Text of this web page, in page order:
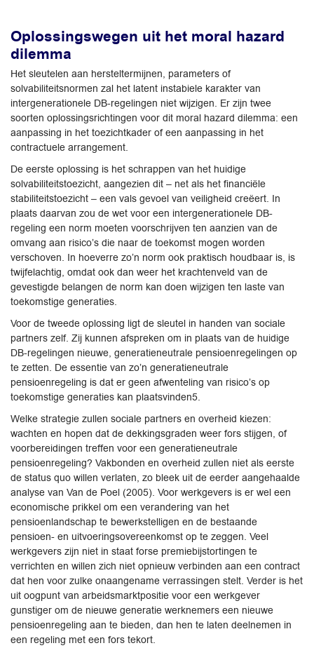
Oplossingswegen uit het moral hazard
dilemma
Het sleutelen aan hersteltermijnen, parameters of
solvabiliteitsnormen zal het latent instabiele karakter van
intergenerationele DB-regelingen niet wijzigen. Er zijn twee
soorten oplossingsrichtingen voor dit moral hazard dilemma: een
aanpassing in het toezichtkader of een aanpassing in het
contractuele arrangement.
De eerste oplossing is het schrappen van het huidige
solvabiliteitstoezicht, aangezien dit – net als het financiële
stabiliteitstoezicht – een vals gevoel van veiligheid creëert. In
plaats daarvan zou de wet voor een intergenerationele DB-
regeling een norm moeten voorschrijven ten aanzien van de
omvang aan risico’s die naar de toekomst mogen worden
verschoven. In hoeverre zo’n norm ook praktisch houdbaar is, is
twijfelachtig, omdat ook dan weer het krachtenveld van de
gevestigde belangen de norm kan doen wijzigen ten laste van
toekomstige generaties.
Voor de tweede oplossing ligt de sleutel in handen van sociale
partners zelf. Zij kunnen afspreken om in plaats van de huidige
DB-regelingen nieuwe, generatieneutrale pensioenregelingen op
te zetten. De essentie van zo’n generatieneutrale
pensioenregeling is dat er geen afwenteling van risico’s op
toekomstige generaties kan plaatsvinden5.
Welke strategie zullen sociale partners en overheid kiezen:
wachten en hopen dat de dekkingsgraden weer fors stijgen, of
voorbereidingen treffen voor een generatieneutrale
pensioenregeling? Vakbonden en overheid zullen niet als eerste
de status quo willen verlaten, zo bleek uit de eerder aangehaalde
analyse van Van de Poel (2005). Voor werkgevers is er wel een
economische prikkel om een verandering van het
pensioenlandschap te bewerkstelligen en de bestaande
pensioen- en uitvoeringsovereenkomst op te zeggen. Veel
werkgevers zijn niet in staat forse premiebijstortingen te
verrichten en willen zich niet opnieuw verbinden aan een contract
dat hen voor zulke onaangename verrassingen stelt. Verder is het
uit oogpunt van arbeidsmarktpositie voor een werkgever
gunstiger om de nieuwe generatie werknemers een nieuwe
pensioenregeling aan te bieden, dan hen te laten deelnemen in
een regeling met een fors tekort.